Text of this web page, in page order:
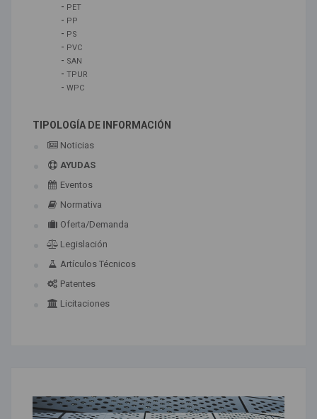
- PET
- PP
- PS
- PVC
- SAN
- TPUR
- WPC
TIPOLOGÍA DE INFORMACIÓN
Noticias
AYUDAS
Eventos
Normativa
Oferta/Demanda
Legislación
Artículos Técnicos
Patentes
Licitaciones